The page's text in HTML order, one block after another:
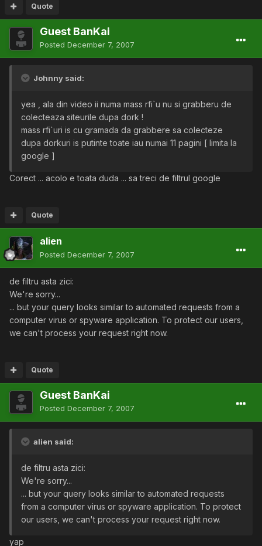
Quote
Guest BanKai
Posted December 7, 2007
Johnny said:
yea , ala din video ii numa mass rfi`u nu si grabberu de
colecteaza siteurile dupa dork !
mass rfi`uri is cu gramada da grabbere sa colecteze
dupa dorkuri is putinte toate iau numai 11 pagini [ limita la
google ]
Corect ... acolo e toata duda ... sa treci de filtrul google
Quote
alien
Posted December 7, 2007
de filtru asta zici:
We're sorry...
... but your query looks similar to automated requests from a
computer virus or spyware application. To protect our users,
we can't process your request right now.
Quote
Guest BanKai
Posted December 7, 2007
alien said:
de filtru asta zici:
We're sorry...
... but your query looks similar to automated requests
from a computer virus or spyware application. To protect
our users, we can't process your request right now.
yap